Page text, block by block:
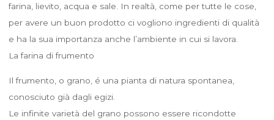
farina, lievito, acqua e sale. In realtà, come per tutte le cose,
per avere un buon prodotto ci vogliono ingredienti di qualità
e ha la sua importanza anche l’ambiente in cui si lavora.
La farina di frumento
Il frumento, o grano, é una pianta di natura spontanea,
conosciuto già dagli egizi.
Le infinite varietà del grano possono essere ricondotte